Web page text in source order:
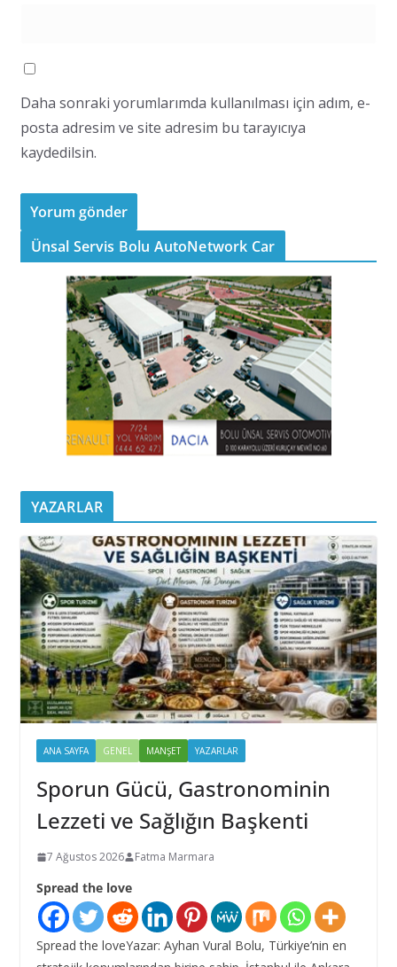
Daha sonraki yorumlarımda kullanılması için adım, e-
posta adresim ve site adresim bu tarayıcıya
kaydedilsin.
Ünsal Servis Bolu AutoNetwork Car
YAZARLAR
ANA SAYFA GENEL MANŞET YAZARLAR
Sporun Gücü, Gastronominin
Lezzeti ve Sağlığın Başkenti
7 Ağustos 2026 Fatma Marmara
Spread the love
Spread the loveYazar: Ayhan Vural Bolu, Türkiye’nin en